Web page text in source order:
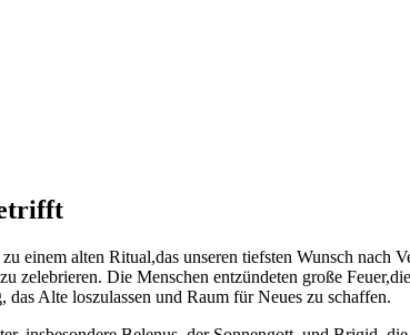
einem ​alten Ritual,das unseren ⁣tiefsten Wunsch ‌nach
zelebrieren.⁣ Die Menschen entzündeten große
Alte ⁤loszulassen und Raum für‌ Neues zu schaffen.